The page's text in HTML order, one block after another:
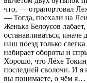
что, — отрапортовал
— Тогда, поехали на
Женька Белоусов
останавливаться,
наш поезд только
набирает обороты и
Хорошо, что Лёхе
последней сволочи. И я
вы понимаете, о чём я…